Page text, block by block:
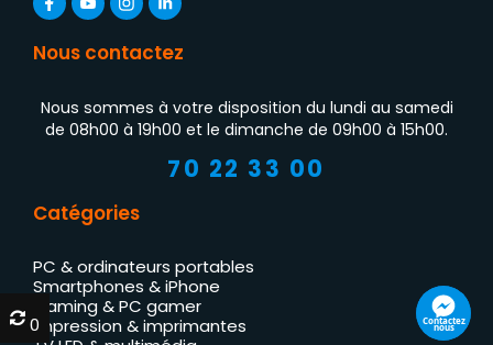
Nous contactez
Nous sommes à votre disposition du lundi au samedi
de 08h00 à 19h00 et le dimanche de 09h00 à 15h00.
70 22 33 00
Catégories
PC & ordinateurs portables
Smartphones & iPhone
Gaming & PC gamer
Impression & imprimantes
Contactez
nous
0
0